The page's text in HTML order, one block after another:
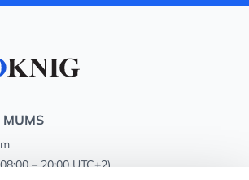
MUMS
– 20:00 UTC+2)